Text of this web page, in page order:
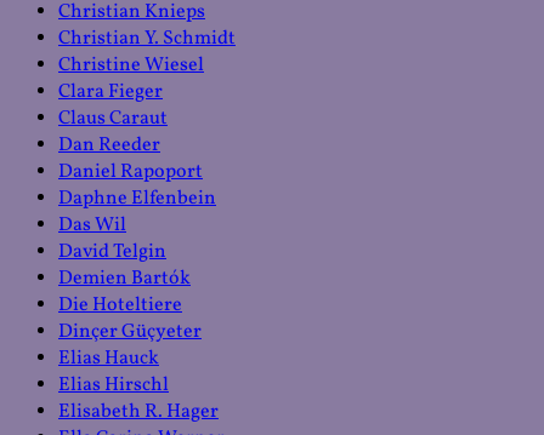
Christian Knieps
Christian Y. Schmidt
Christine Wiesel
Clara Fieger
Claus Caraut
Dan Reeder
Daniel Rapoport
Daphne Elfenbein
Das Wil
David Telgin
Demien Bartók
Die Hoteltiere
Dinçer Güçyeter
Elias Hauck
Elias Hirschl
Elisabeth R. Hager